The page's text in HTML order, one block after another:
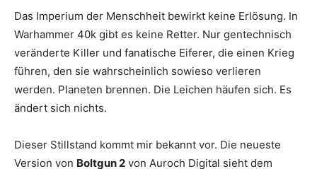
Das Imperium der Menschheit bewirkt keine Erlösung. In
Warhammer 40k gibt es keine Retter. Nur gentechnisch
veränderte Killer und fanatische Eiferer, die einen Krieg
führen, den sie wahrscheinlich sowieso verlieren
werden. Planeten brennen. Die Leichen häufen sich. Es
ändert sich nichts.
Dieser Stillstand kommt mir bekannt vor. Die neueste
Version von Boltgun 2 von Auroch Digital sieht dem